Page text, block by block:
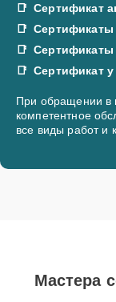
Сертификат
Сертификаты
Сертификаты
Сертификат у
При обращении в
компетентное
все виды работ и
Мастера